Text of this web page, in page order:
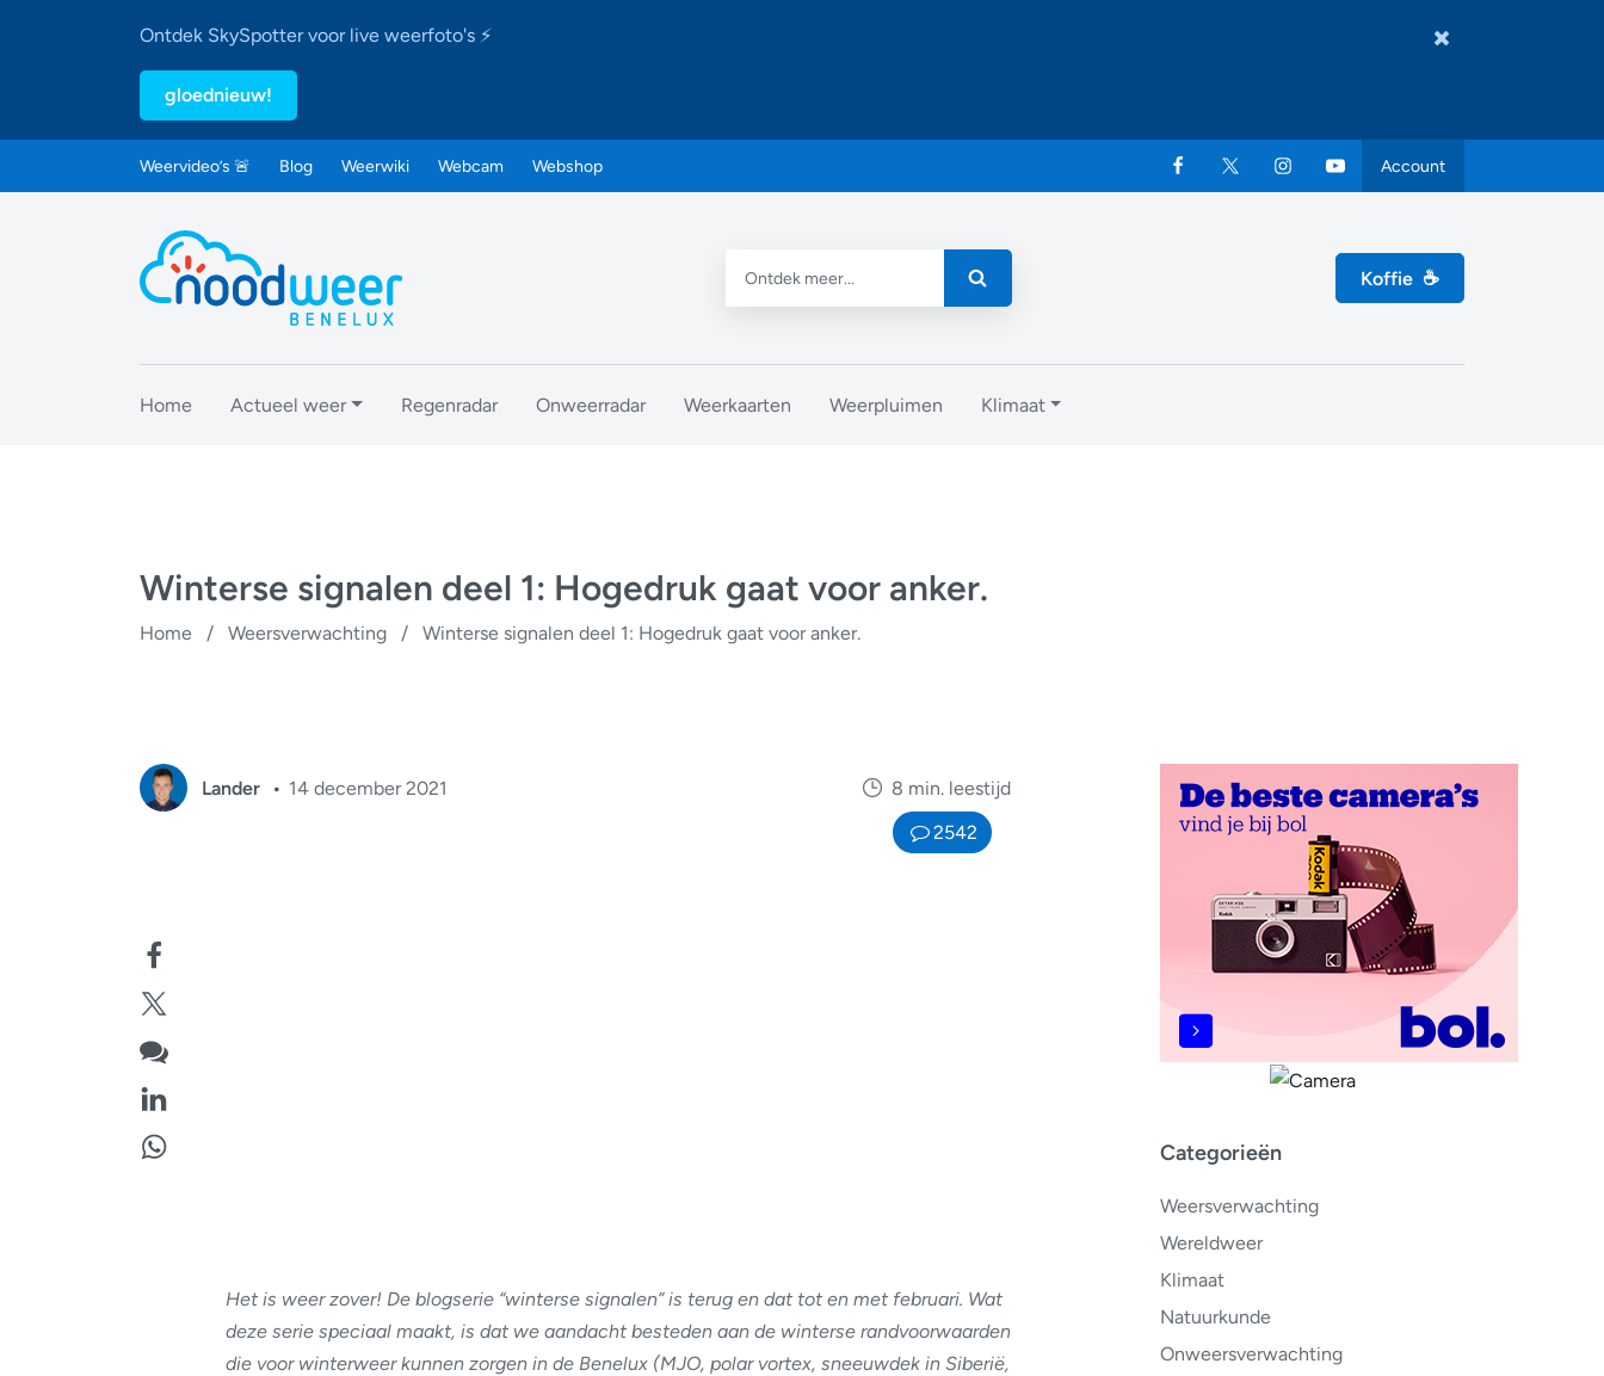
Ontdek SkySpotter voor live weerfoto's ⚡
gloednieuw!
Weervideo’s 🚨 Blog Weerwiki Webcam Webshop Account
Koffie ☕
Home Actueel weer Regenradar Onweerradar Weerkaarten Weerpluimen Klimaat
Winterse signalen deel 1: Hogedruk gaat voor anker.
Home / Weersverwachting / Winterse signalen deel 1: Hogedruk gaat voor anker.
Categorieën
Weersverwachting
Wereldweer
Klimaat
Natuurkunde
Onweersverwachting
Lander 14 december 2021
8 min. leestijd
2542
Het is weer zover! De blogserie “winterse signalen” is terug en dat tot en met februari. Wat
deze serie speciaal maakt, is dat we aandacht besteden aan de winterse randvoorwaarden
die voor winterweer kunnen zorgen in de Benelux (MJO, polar vortex, sneeuwdek in Siberië,